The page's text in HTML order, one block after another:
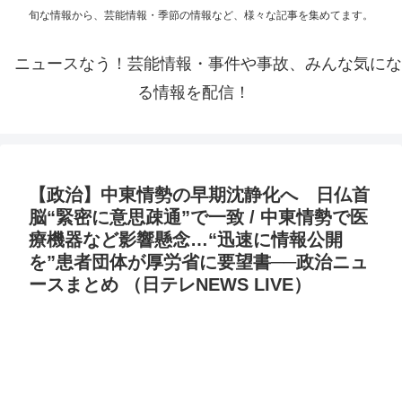
旬な情報から、芸能情報・季節の情報など、様々な記事を集めてます。
ニュースなう！芸能情報・事件や事故、みんな気にな
る情報を配信！
【政治】中東情勢の早期沈静化へ 日仏首
脳“緊密に意思疎通”で一致 / 中東情勢で医
療機器など影響懸念…“迅速に情報公開
を”患者団体が厚労省に要望書──政治ニュ
ースまとめ （日テレNEWS LIVE）